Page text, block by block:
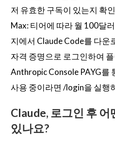
저 유효한 구독이 있는지 확
Max: 티어에 따라 월 100달
지에서 Claude Code를 다운
자격 증명으로 로그인하여
Anthropic Console PAYG를
사용 중이라면 /login을 실행
Claude, 로그인 후
있나요?